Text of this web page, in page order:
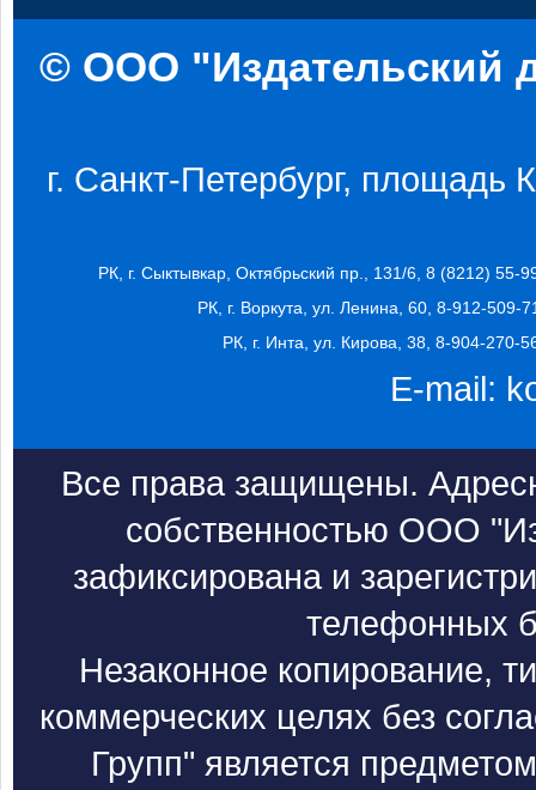
© ООО "Издательский
г. Санкт-Петербург, площадь
РК, г. Сыктывкар, Октябрьский пр., 131/6, 8 (8212) 55-
РК, г. Воркута, ул. Ленина, 60, 8-912-509-
РК, г. Инта, ул. Кирова, 38, 8-904-270-
E-mail:
Все права защищены.
собственностью ООО
зафиксирована и
телефонных
Незаконное копирование,
коммерческих целях без
Групп" является